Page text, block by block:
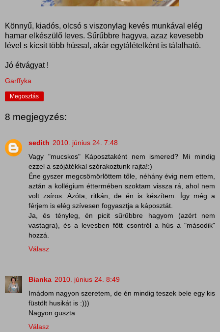
Könnyű, kiadós, olcsó s viszonylag kevés munkával elég
hamar elkészülő leves. Sűrűbbre hagyva, azaz kevesebb
lével s kicsit több hússal, akár egytálételként is tálalható.
Jó étvágyat !
Garffyka
Megosztás
8 megjegyzés:
sedith 2010. június 24. 7:48
Vagy "mucskos" Káposztaként nem ismered? Mi mindig
ezzel a szójátékkal szórakoztunk rajta!:)
Éne gyszer megcsömörlöttem tőle, néhány évig nem ettem,
aztán a kollégium éttermében szoktam vissza rá, ahol nem
volt zsíros. Azóta, ritkán, de én is készítem. Így még a
férjem is elég szívesen fogyasztja a káposztát.
Ja, és tényleg, én picit sűrűbbre hagyom (azért nem
vastagra), és a levesben főtt csontról a hús a "második"
hozzá.
Válasz
Bianka 2010. június 24. 8:49
Imádom nagyon szeretem, de én mindig teszek bele egy kis
füstölt husikát is :)))
Nagyon guszta
Válasz